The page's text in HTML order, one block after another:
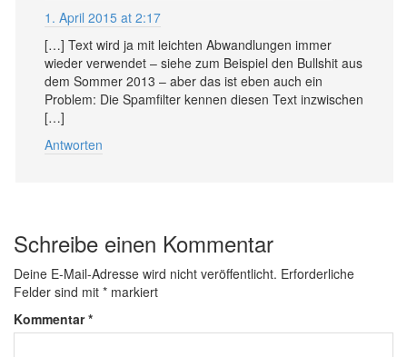
1. April 2015 at 2:17
[…] Text wird ja mit leichten Ab­wand­lungen immer
wieder verwendet – siehe zum Beispiel den Bullshit aus
dem Sommer 2013 – aber das ist eben auch ein
Problem: Die Spam­filter kennen diesen Text in­zwischen
[…]
Antworten
Schreibe einen Kommentar
Deine E-Mail-Adresse wird nicht veröffentlicht. Erforderliche
Felder sind mit * markiert
Kommentar*